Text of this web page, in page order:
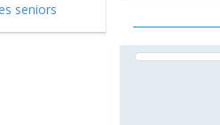
seniors